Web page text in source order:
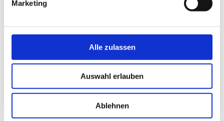
Marketing
Alle zulassen
Auswahl erlauben
Ablehnen
akzeptieren Sie Marketing-
Cookies, um dieses Video anzusehen.